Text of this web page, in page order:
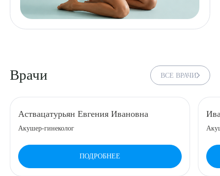
Врачи ВСЕ ВРАЧИ
Аствацатурьян Евгения Ивановна
Акушер-гинеколог
ПОДРОБНЕЕ